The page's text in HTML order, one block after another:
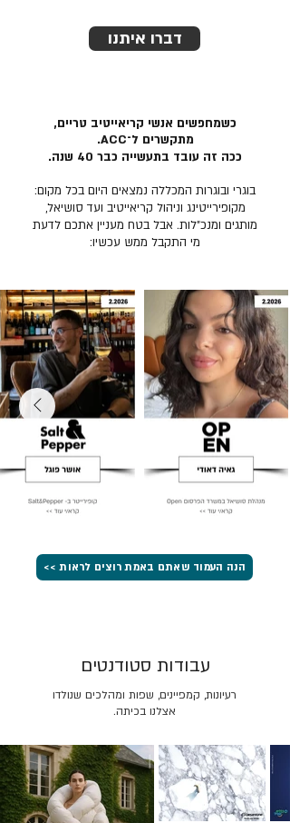
דברו איתנו
כשמחפשים אנשי קריאייטיב טריים,
מתקשרים ל־ACC.
ככה זה עובד בתעשייה כבר 40 שנה.
בוגרי ובוגרות המכללה נמצאים היום בכל מקום:
מקופירייטינג וניהול קריאייטיב ועד סושיאל,
מותגים ומנכ״לות. אבל בטח מעניין אתכם לדעת
מי התקבל ממש עכשיו:
הנה העמוד שאתם באמת רוצים לראות >>
רעיונות, קמפיינים, שפות ומהלכים שנולדו
אצלנו בכיתה.
עבודות סטודנטים